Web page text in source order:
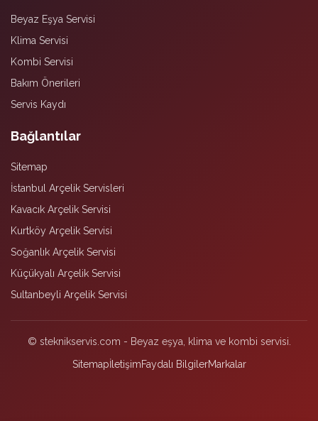
Beyaz Eşya Servisi
Klima Servisi
Kombi Servisi
Bakım Önerileri
Servis Kaydı
Bağlantılar
Sitemap
İstanbul Arçelik Servisleri
Kavacık Arçelik Servisi
Kurtköy Arçelik Servisi
Soğanlık Arçelik Servisi
Küçükyalı Arçelik Servisi
Sultanbeyli Arçelik Servisi
© steknikservis.com - Beyaz eşya, klima ve kombi servisi.
SitemapİletişimFaydalı BilgilerMarkalar